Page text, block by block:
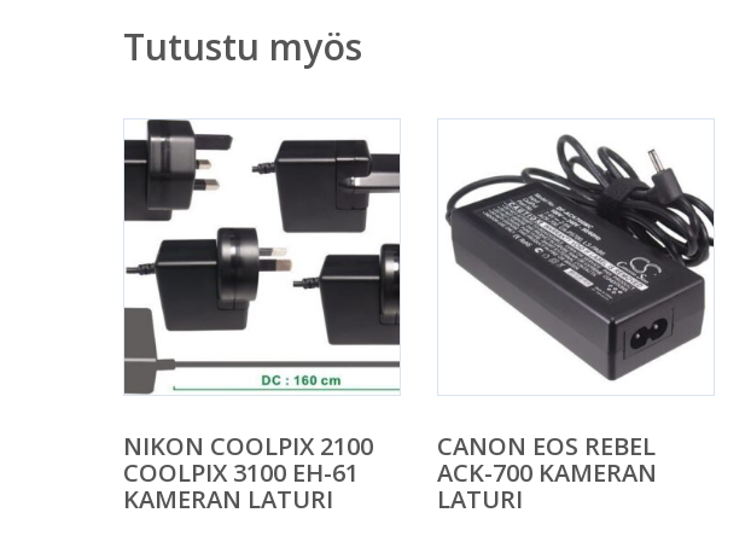
Tutustu myös
NIKON COOLPIX 2100
COOLPIX 3100 EH-61
KAMERAN LATURI
CANON EOS REBEL
ACK-700 KAMERAN
LATURI